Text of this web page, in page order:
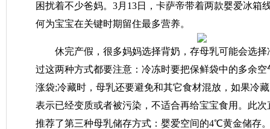
困扰着不少爸妈。3月13日，卡萨帝带着两款婴爱冰箱
何为宝宝在关键时期留住最多营养。
休完产假，很多妈妈选择背奶，存母乳可能会选择
过这两种方式都要注意：冷冻时要把保鲜袋中的多余
涨袋;冷藏时，母乳还要避免和其它食材混放，如果冷
表示已经变质或者被污染，不适合再给宝宝食用。此
推荐了第三种母乳储存方式：婴爱空间的4℃黄金储存